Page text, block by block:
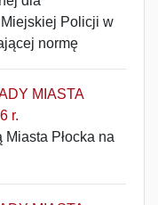
Policji w
normę
MIASTA
r.
Płocka na